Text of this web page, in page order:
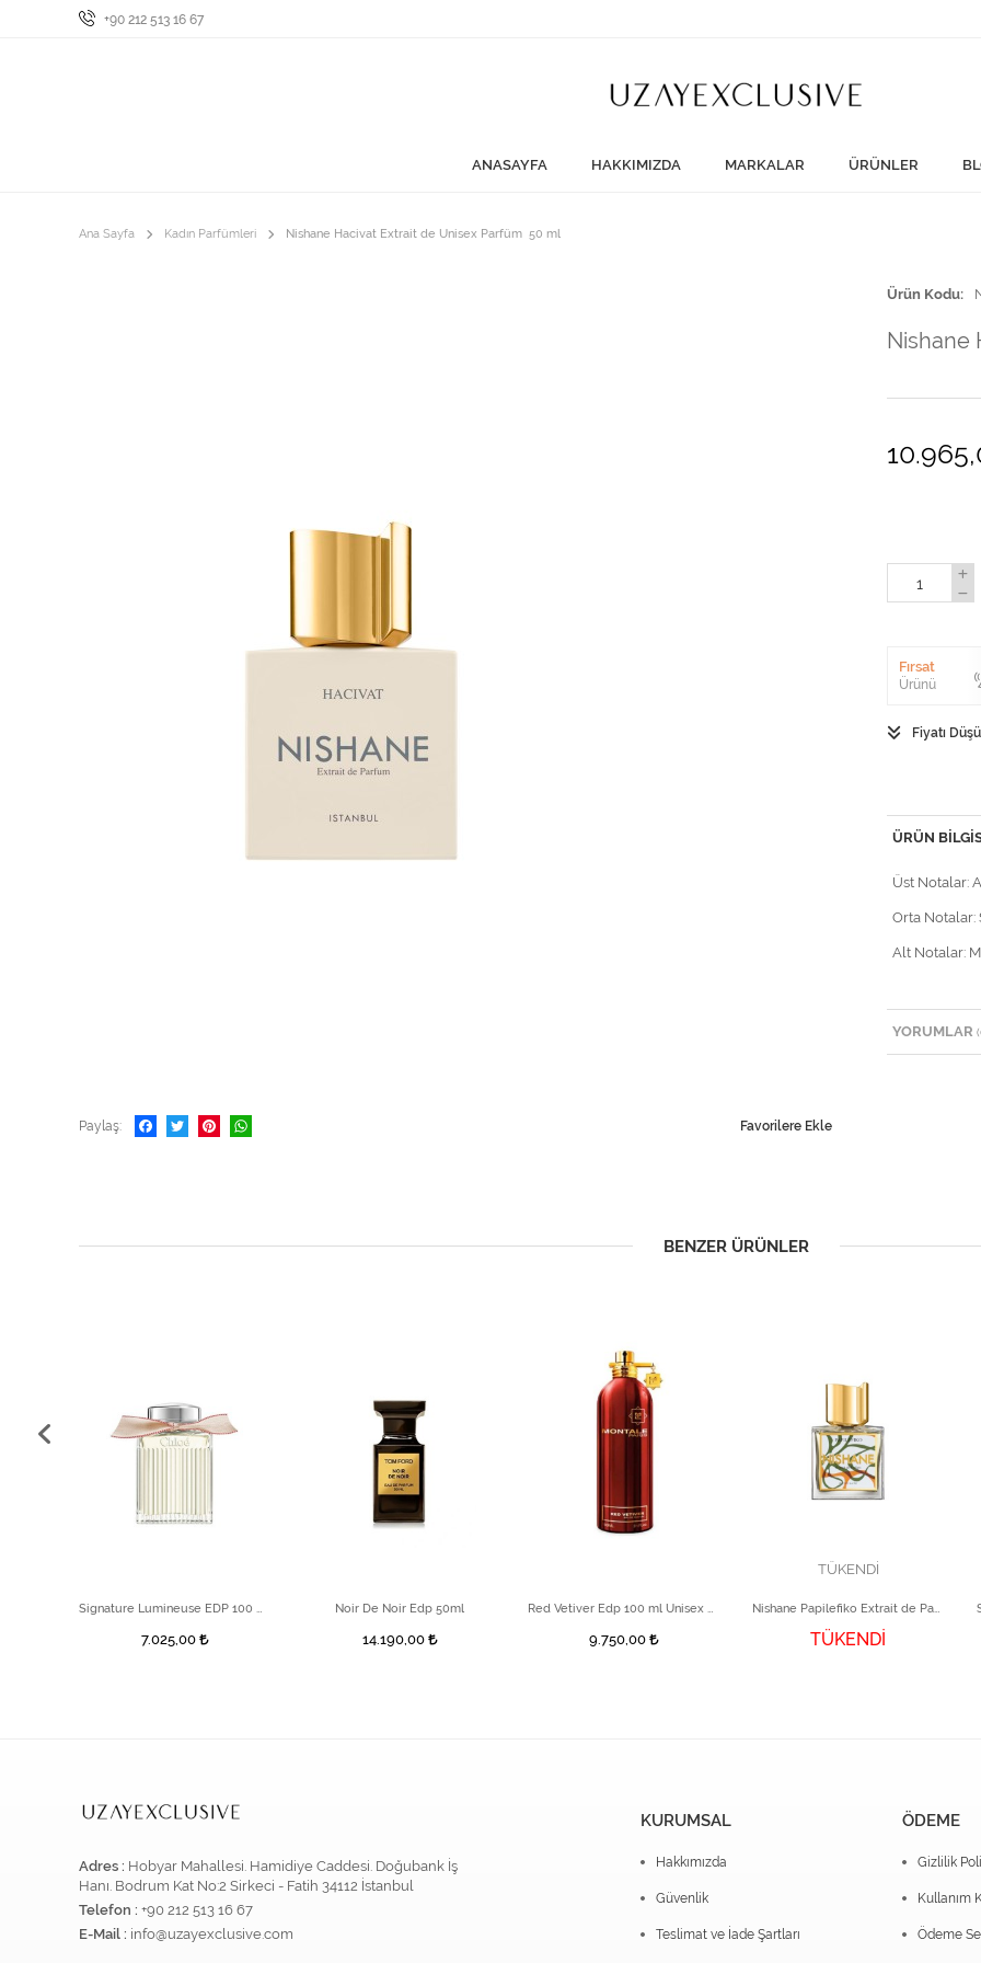
+90 212 513 16 67
ANASAYFA HAKKIMIZDA MARKALAR ÜRÜNLER
Ana Sayfa Kadın Parfümleri Nishane Hacivat Extrait de Unisex Parfüm 50 ml
Paylaş Favorilere Ekle
Ürün Kodu
Nishane
Fırsat
Ürünü
Fiyatı
ÜRÜN
Üst Notalar:
Orta Notalar:
Alt Notalar:
YORUMLAR
BENZER ÜRÜNLER
7.025,00
Noir De Noir Edp 50ml
14.190,00 9.750,00
TÜKENDİ
TÜKENDİ
Adres : Hobyar Mahallesi. Hamidiye Caddesi. Doğubank İş
Hanı. Bodrum Kat No:2 Sirkeci - Fatih 34112 İstanbul
Telefon : +90 212 513 16 67
E-Mail : info@uzayexclusive.com
KURUMSAL
Hakkımızda
Güvenlik
Teslimat ve İade Şartları
ÖDEME
Gizlilik
Kullanım
Ödeme